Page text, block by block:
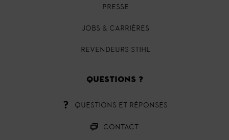
PRESSE
JOBS & CARRIÈRES
REVENDEURS STIHL
QUESTIONS ?
QUESTIONS ET RÉPONSES
CONTACT